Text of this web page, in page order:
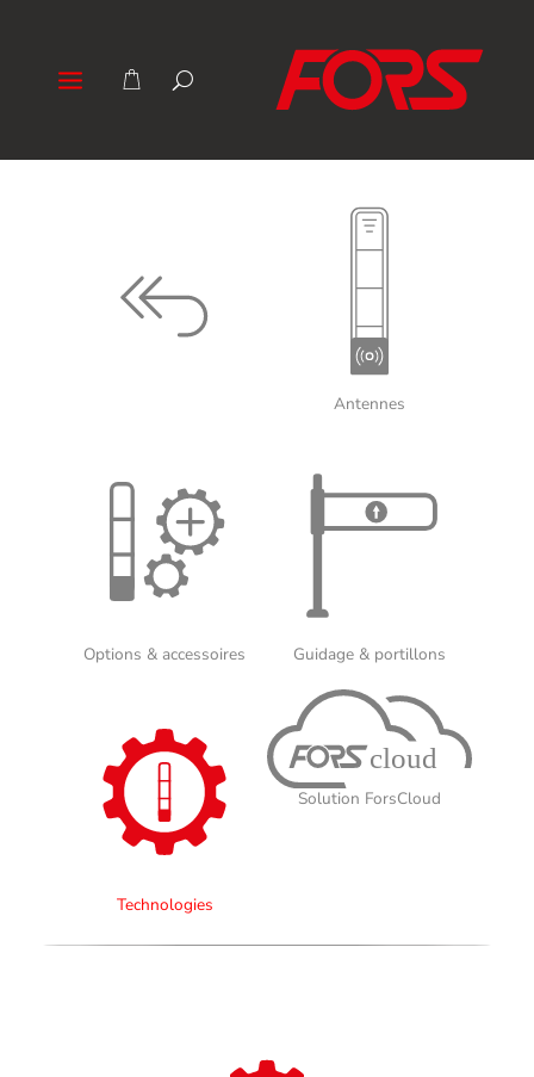
Antennes
Options & accessoires Guidage & portillons
Technologies
Solution ForsCloud